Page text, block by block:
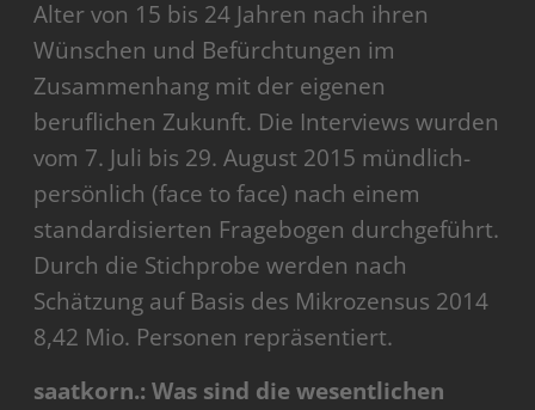
Alter von 15 bis 24 Jahren nach ihren
Wünschen und Befürchtungen im
Zusammenhang mit der eigenen
beruflichen Zukunft. Die Interviews wurden
vom 7. Juli bis 29. August 2015 mündlich-
persönlich (face to face) nach einem
standardisierten Fragebogen durchgeführt.
Durch die Stichprobe werden nach
Schätzung auf Basis des Mikrozensus 2014
8,42 Mio. Personen repräsentiert.
saatkorn.: Was sind die wesentlichen